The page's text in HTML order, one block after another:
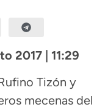
2017 | 11:29
Tizón y
mecenas del